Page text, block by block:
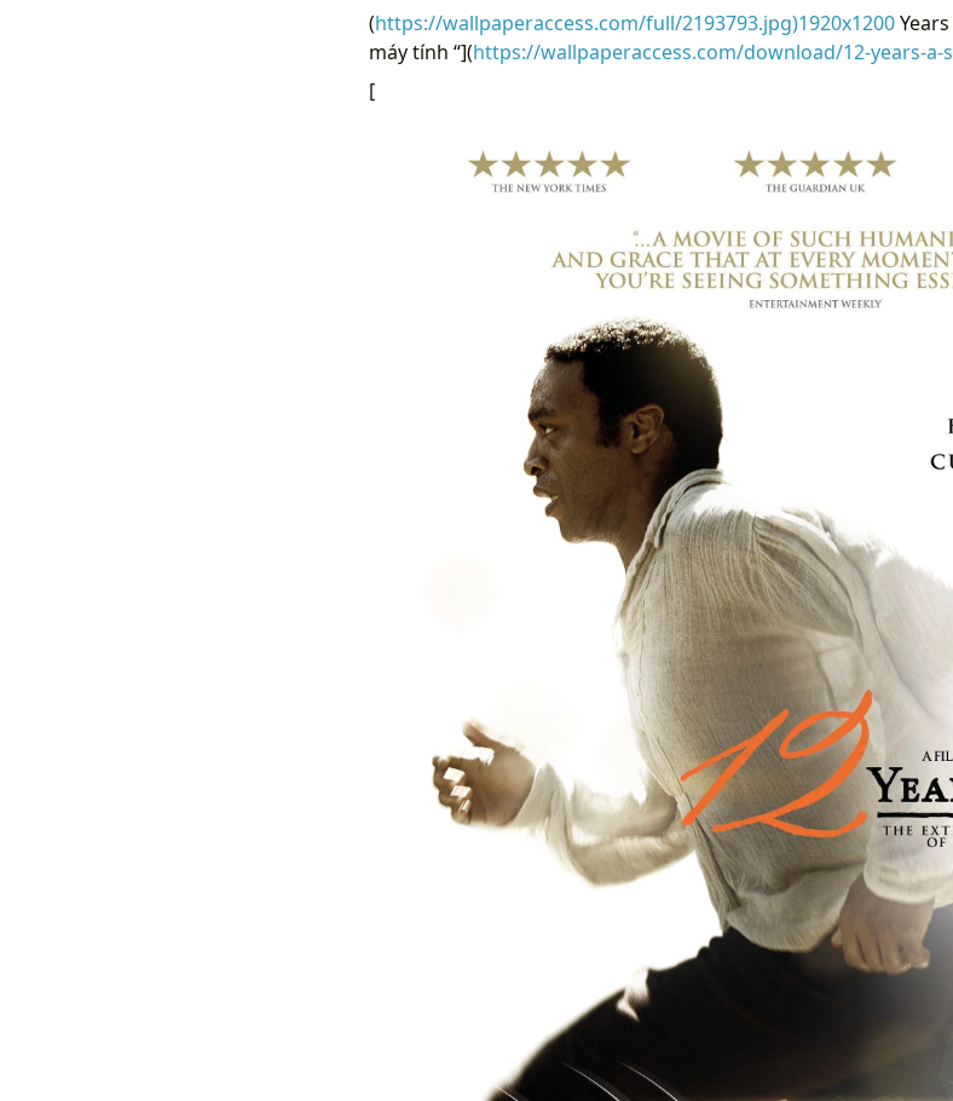
(https://wallpaperaccess.com/full/2193793.jpg)1920x1200Years
máy tính “](https://wallpaperaccess.com/download/12-years-a-
[